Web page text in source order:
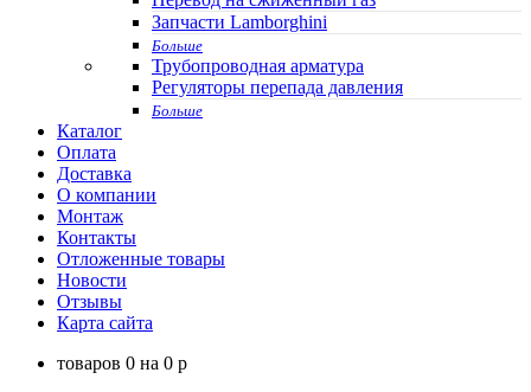
Запчасти Lamborghini
Больше
Трубопроводная арматура
Регуляторы перепада давления
Больше
Каталог
Оплата
Доставка
О компании
Монтаж
Контакты
Отложенные товары
Новости
Отзывы
Карта сайта
товаров 0 на 0 p